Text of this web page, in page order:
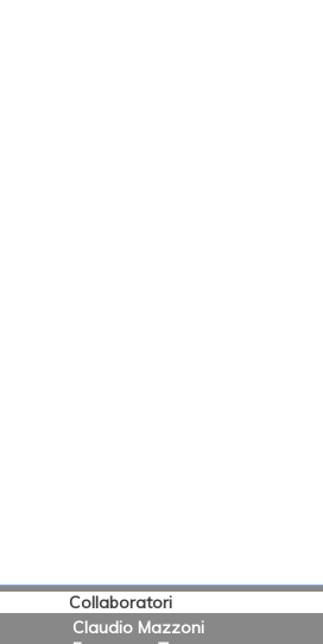
Collaboratori
Claudio Mazzoni